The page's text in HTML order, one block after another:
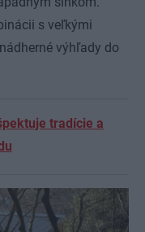
s veľkými
výhľady do
tradície a